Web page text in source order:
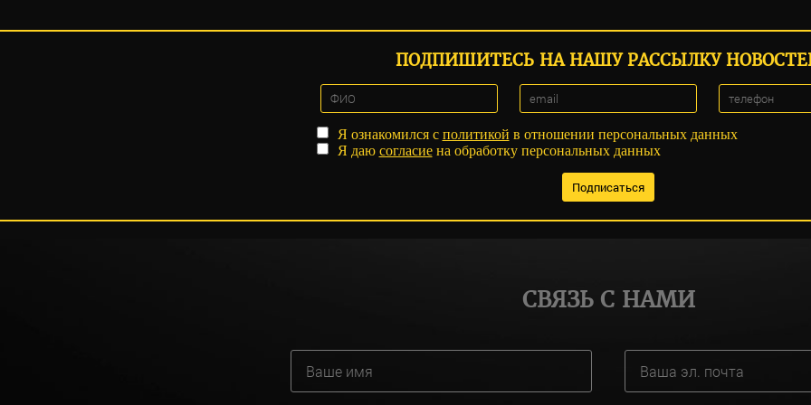
ПОДПИШИТЕСЬ НА НАШУ РАССЫЛКУ
Я ознакомился с политикой в отношении персональных данных
Я даю согласиена обработку персональных данных
СВЯЗЬ С НАМИ